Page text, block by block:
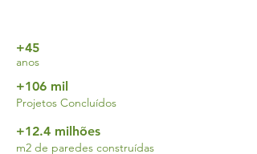
+45
anos
+106 mil
Projetos Concluídos
+12.4 milhões
m2 de paredes construídas